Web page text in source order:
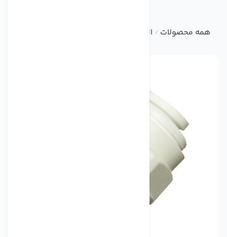
همه محصولات / اتصالات تصفیه آب خانگی